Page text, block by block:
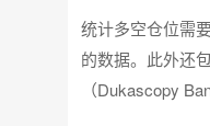
统计多空仓位需
的数据。此外还
（Dukascopy